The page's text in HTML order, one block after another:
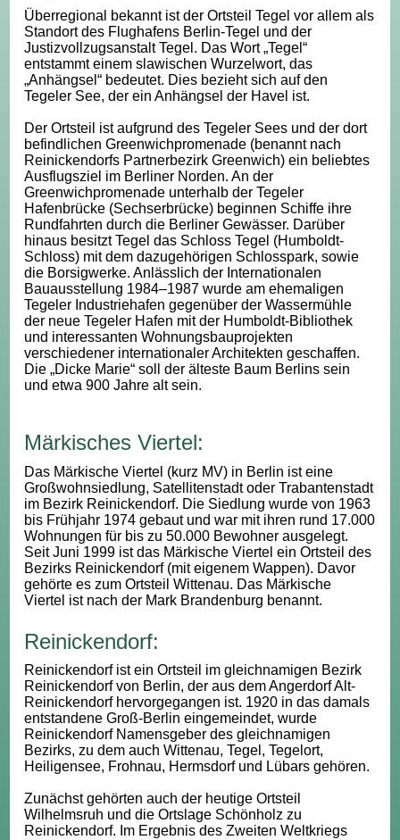
Überregional bekannt ist der Ortsteil Tegel vor allem als
Standort des Flughafens Berlin-Tegel und der
Justizvollzugsanstalt Tegel. Das Wort „Tegel“
entstammt einem slawischen Wurzelwort, das
„Anhängsel“ bedeutet. Dies bezieht sich auf den
Tegeler See, der ein Anhängsel der Havel ist.
Der Ortsteil ist aufgrund des Tegeler Sees und der dort
befindlichen Greenwichpromenade (benannt nach
Reinickendorfs Partnerbezirk Greenwich) ein beliebtes
Ausflugsziel im Berliner Norden. An der
Greenwichpromenade unterhalb der Tegeler
Hafenbrücke (Sechserbrücke) beginnen Schiffe ihre
Rundfahrten durch die Berliner Gewässer. Darüber
hinaus besitzt Tegel das Schloss Tegel (Humboldt-
Schloss) mit dem dazugehörigen Schlosspark, sowie
die Borsigwerke. Anlässlich der Internationalen
Bauausstellung 1984–1987 wurde am ehemaligen
Tegeler Industriehafen gegenüber der Wassermühle
der neue Tegeler Hafen mit der Humboldt-Bibliothek
und interessanten Wohnungsbauprojekten
verschiedener internationaler Architekten geschaffen.
Die „Dicke Marie“ soll der älteste Baum Berlins sein
und etwa 900 Jahre alt sein.
Märkisches Viertel:
Das Märkische Viertel (kurz MV) in Berlin ist eine
Großwohnsiedlung, Satellitenstadt oder Trabantenstadt
im Bezirk Reinickendorf. Die Siedlung wurde von 1963
bis Frühjahr 1974 gebaut und war mit ihren rund 17.000
Wohnungen für bis zu 50.000 Bewohner ausgelegt.
Seit Juni 1999 ist das Märkische Viertel ein Ortsteil des
Bezirks Reinickendorf (mit eigenem Wappen). Davor
gehörte es zum Ortsteil Wittenau. Das Märkische
Viertel ist nach der Mark Brandenburg benannt.
Reinickendorf:
Reinickendorf ist ein Ortsteil im gleichnamigen Bezirk
Reinickendorf von Berlin, der aus dem Angerdorf Alt-
Reinickendorf hervorgegangen ist. 1920 in das damals
entstandene Groß-Berlin eingemeindet, wurde
Reinickendorf Namensgeber des gleichnamigen
Bezirks, zu dem auch Wittenau, Tegel, Tegelort,
Heiligensee, Frohnau, Hermsdorf und Lübars gehören.
Zunächst gehörten auch der heutige Ortsteil
Wilhelmsruh und die Ortslage Schönholz zu
Reinickendorf. Im Ergebnis des Zweiten Weltkriegs